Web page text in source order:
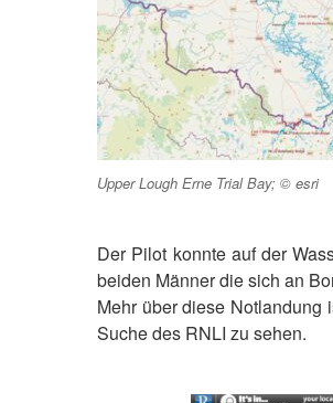
Upper Lough Erne Trial Bay; © esri
Der Pilot konnte auf der
beiden Männer die sich an
Mehr über diese Notlandung
Suche des RNLI zu sehen.